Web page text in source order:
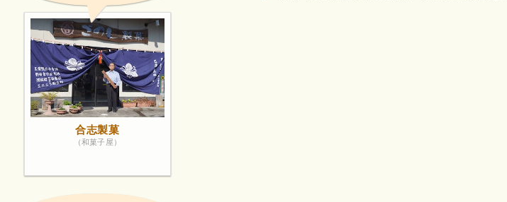
合志製菓
（和菓子屋）